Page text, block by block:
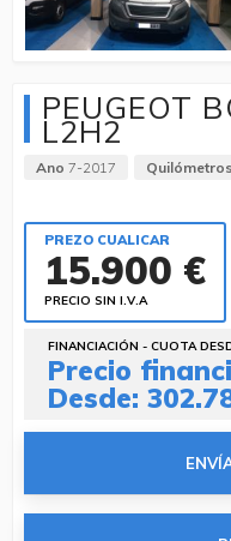
PEUGEOT
L2H2
Ano 7-2017 Quilómetros
PREZO CUALICAR
15.900 €
PRECIO SIN I.V.A
FINANCIACIÓN - CUOTA
Precio
Desde: